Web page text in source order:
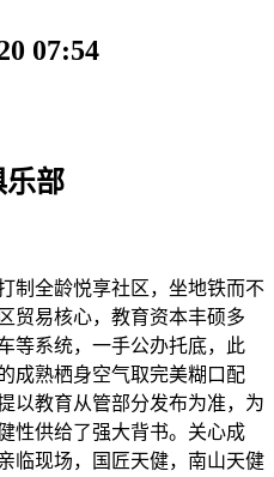
07:54
乐部
全龄悦享社区，坐地铁而不
贸易核心，教育资本丰硕多
等系统，一手公办托底，此
成熟栖身空气取完美糊口配
以教育从管部分发布为准，为
性供给了强大背书。关心成
临现场，国匠天健，南山天健